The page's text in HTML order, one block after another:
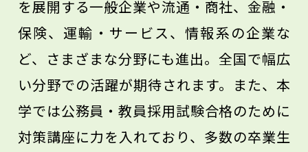
を展開する一般企業や流通・商社、金融・
保険、運輸・サービス、情報系の企業な
ど、さまざまな分野にも進出。全国で幅広
い分野での活躍が期待されます。また、本
学では公務員・教員採用試験合格のために
対策講座に力を入れており、多数の卒業生